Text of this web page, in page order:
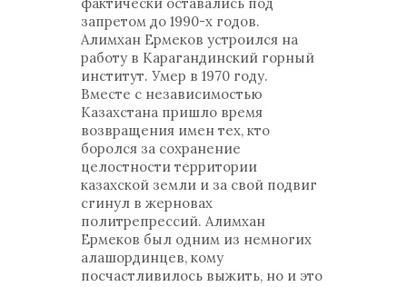
запретом до 1990-х годов.
Алимхан Ермеков устроился на
работу в Карагандинский горный
институт. Умер в 1970 году.
Вместе с независимостью
Казахстана пришло время
возвращения имен тех, кто
боролся за сохранение
целостности территории
казахской земли и за свой подвиг
сгинул в жерновах
политрепрессий. Алимхан
Ермеков был одним из немногих
алашординцев, кому
посчастливилось выжить, но и это